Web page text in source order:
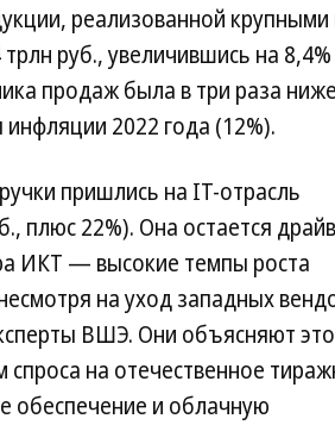
реализованной
трлн руб., увеличившись на
продаж была в три раза
2022 года (12%).
пришлись на IT-отрасль
плюс 22%). Она остается
ИКТ — высокие темпы роста
на уход западных
ВШЭ. Они объясняют это
на отечественное
обеспечение и облачную